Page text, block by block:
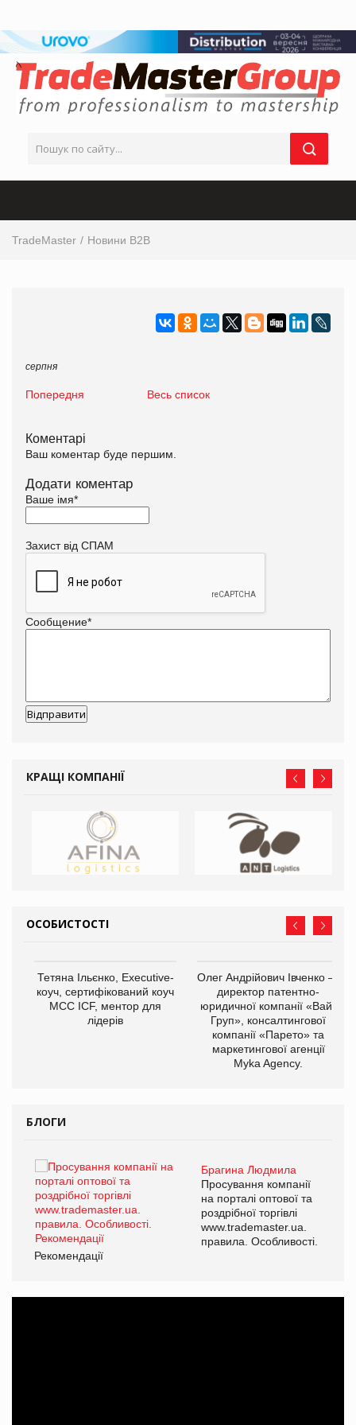
TradeMaster Новини B2B
серпня
Попередня Весь список
Коментарі
Ваш коментар буде першим.
Додати коментар
Ваше імя*
Захист від СПАМ
Сообщение*
КРАЩІ КОМПАНІЇ
ОСОБИСТОСТІ
Тетяна Ільєнко, Executive-
коуч, сертифікований коуч
МСС ICF, ментор для
лідерів
Олег Андрійович Івченко —
директор патентно-
юридичної компанії «Вайз
Груп», консалтингової
компанії «Парето» та
маркетингової агенції
Myka Agency.
БЛОГИ
Брагина Людмила
Просування компанії
на порталі оптової та
роздрібної торгівлі
www.trademaster.ua.
правила. Особливості.
Рекомендації